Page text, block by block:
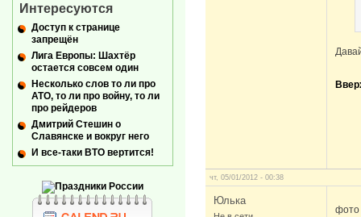
чт, 05/01/2012 - 00:38
Юлька
фото
Интересуются
Доступ к странице
запрещён
Лига Европы: Шахтёр
остается совсем один
Несколько слов то ли про
АТО, то ли про войну, то ли
про рейдеров
Дмитрий Стешин о
Славянске и вокруг него
И все-таки ВТО вертится!